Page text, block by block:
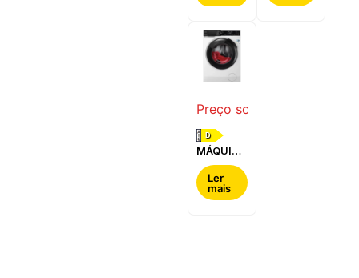
Preço sob consulta
D
MÁQUINA
DE LAVAR
E SECAR
ROUPA
AEG -
Ler
mais